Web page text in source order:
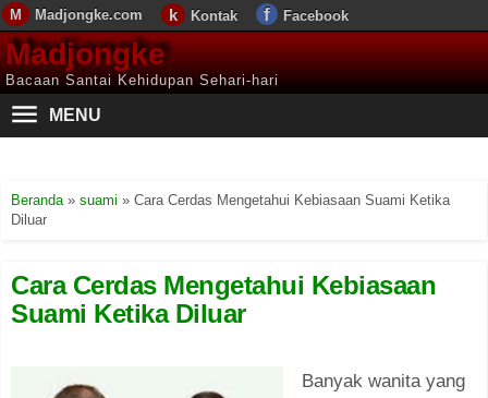
Madjongke.com Kontak Facebook
Madjongke
Bacaan Santai Kehidupan Sehari-hari
MENU
Beranda» suami » Cara Cerdas Mengetahui Kebiasaan Suami Ketika
Diluar
Cara Cerdas Mengetahui Kebiasaan
Suami Ketika Diluar
Banyak wanita yang